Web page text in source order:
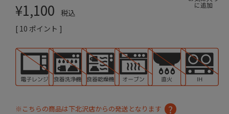
¥1,100
税込
[ 10 ポイント ]
※こちらの商品は下北沢店からの発送となります